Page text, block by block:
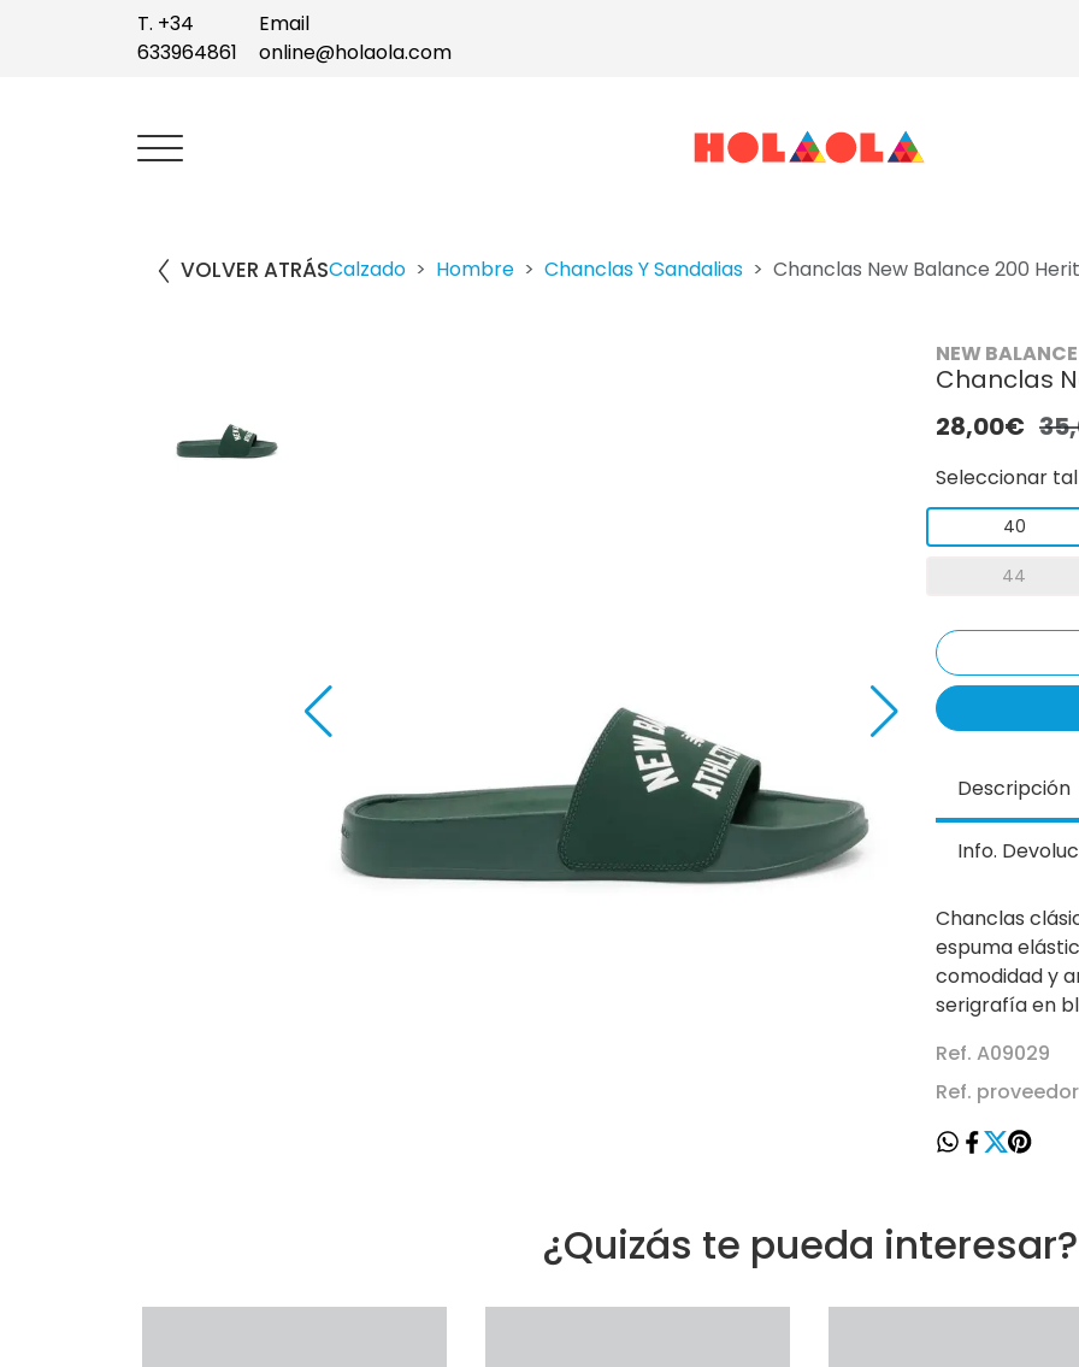
T. +34
633964861
Email
online@holaola.com
VOLVER ATRÁSCalzado Hombre Chanclas Y Sandalias Chanclas New Balance 200
NEW BALANCE
Chanclas
28,00€
Seleccionar
40
44
Descripción
Info.
Chanclas
espuma
comodidad y
serigrafía en
Ref. A09029
Ref.
¿Quizás te pueda interesar?